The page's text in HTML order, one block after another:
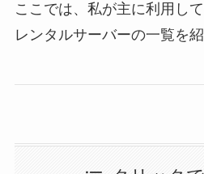
ここでは、私が主に利用し
レンタルサーバーの一覧を紹